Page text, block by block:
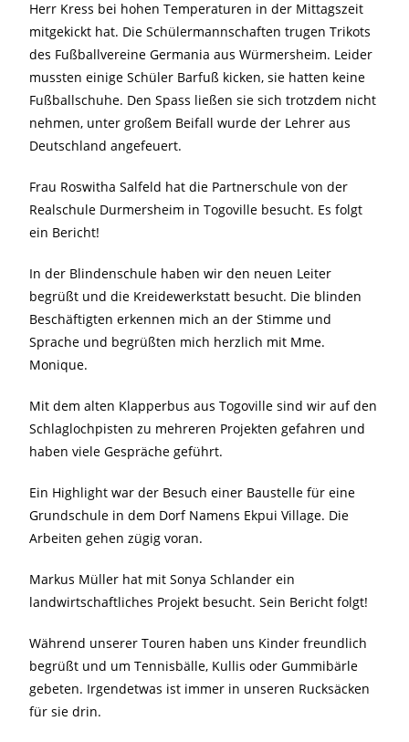
Herr Kress bei hohen Temperaturen in der Mittagszeit
mitgekickt hat. Die Schülermannschaften trugen Trikots
des Fußballvereine Germania aus Würmersheim. Leider
mussten einige Schüler Barfuß kicken, sie hatten keine
Fußballschuhe. Den Spass ließen sie sich trotzdem nicht
nehmen, unter großem Beifall wurde der Lehrer aus
Deutschland angefeuert.
Frau Roswitha Salfeld hat die Partnerschule von der
Realschule Durmersheim in Togoville besucht. Es folgt
ein Bericht!
In der Blindenschule haben wir den neuen Leiter
begrüßt und die Kreidewerkstatt besucht. Die blinden
Beschäftigten erkennen mich an der Stimme und
Sprache und begrüßten mich herzlich mit Mme.
Monique.
Mit dem alten Klapperbus aus Togoville sind wir auf den
Schlaglochpisten zu mehreren Projekten gefahren und
haben viele Gespräche geführt.
Ein Highlight war der Besuch einer Baustelle für eine
Grundschule in dem Dorf Namens Ekpui Village. Die
Arbeiten gehen zügig voran.
Markus Müller hat mit Sonya Schlander ein
landwirtschaftliches Projekt besucht. Sein Bericht folgt!
Während unserer Touren haben uns Kinder freundlich
begrüßt und um Tennisbälle, Kullis oder Gummibärle
gebeten. Irgendetwas ist immer in unseren Rucksäcken
für sie drin.